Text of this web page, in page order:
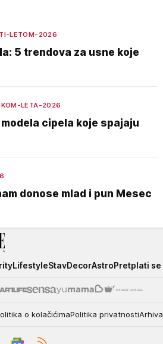
LETOM-2026
5 trendova za usne koje
LETA-2026
cipela koje spajaju
donose mlad i pun Mesec
LifestyleStavDecorAstroPretplati se
o kolačićimaPolitika privatnostiArhiva